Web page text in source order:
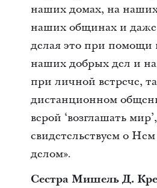
наших домах, на
наших общинах и
делая это при
наших добрых дел и
при личной встрече,
дистанционном
верой ‘возглашать
свидетельствуем о
делом».
Сестра Мишель Д.